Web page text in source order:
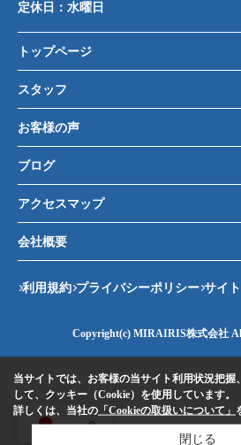
定休日： 水曜日
JA
トップページ
スタッフ
お客様の声
ブログ
アクセスマップ
会社概要
利用規約 プライバシーポリシー サイ
Copyright(c) MIRAIRIS株式会社
当サイトでは、お客様の当サイト利用状況把握
して、クッキー（Cookie）を使用しています。
詳しくは、当社の 「Cookieの取扱いについて」
閉じる